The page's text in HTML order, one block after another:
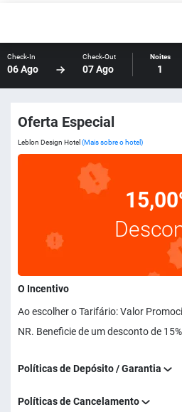
Check-In
06 Ago
Check-Out
07 Ago
Noites
1
Oferta Especial
Leblon Design Hotel (Mais sobre o hotel)
O Incentivo
Ao escolher o Tarifário: Valor
NR. Beneficie de um desconto de
Políticas de Depósito / Garantia
Políticas de Cancelamento